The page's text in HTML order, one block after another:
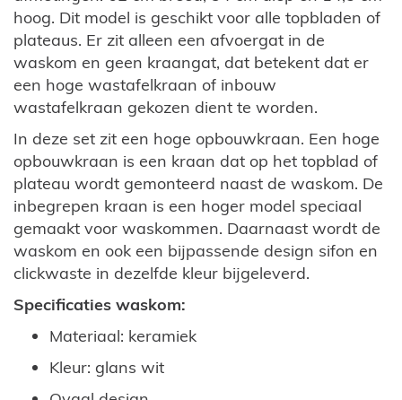
hoog. Dit model is geschikt voor alle topbladen of
plateaus. Er zit alleen een afvoergat in de
waskom en geen kraangat, dat betekent dat er
een hoge wastafelkraan of inbouw
wastafelkraan gekozen dient te worden.
In deze set zit een hoge opbouwkraan. Een hoge
opbouwkraan is een kraan dat op het topblad of
plateau wordt gemonteerd naast de waskom. De
inbegrepen kraan is een hoger model speciaal
gemaakt voor waskommen. Daarnaast wordt de
waskom en ook een bijpassende design sifon en
clickwaste in dezelfde kleur bijgeleverd.
Specificaties waskom:
Materiaal: keramiek
Kleur: glans wit